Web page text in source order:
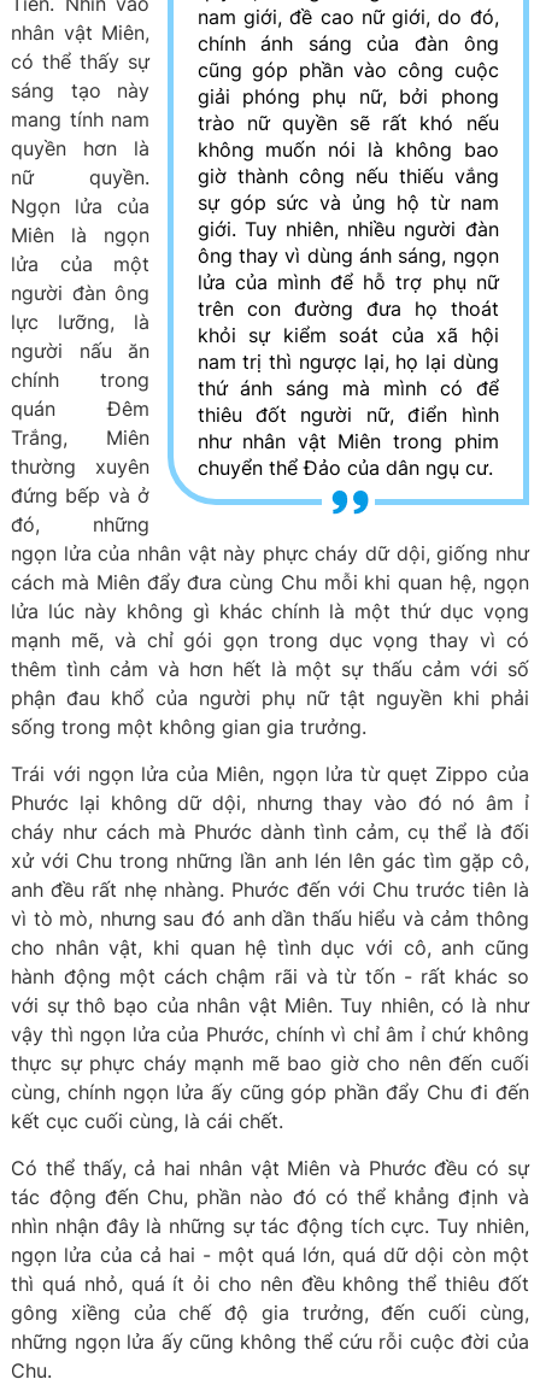
nam giới, đề cao nữ giới, do đó,
chính ánh sáng của đàn ông
cũng góp phần vào công cuộc
giải phóng phụ nữ, bởi phong
trào nữ quyền sẽ rất khó nếu
không muốn nói là không bao
giờ thành công nếu thiếu vắng
sự góp sức và ủng hộ từ nam
giới. Tuy nhiên, nhiều người đàn
ông thay vì dùng ánh sáng, ngọn
lửa của mình để hỗ trợ phụ nữ
trên con đường đưa họ thoát
khỏi sự kiểm soát của xã hội
nam trị thì ngược lại, họ lại dùng
thứ ánh sáng mà mình có để
thiêu đốt người nữ, điển hình
như nhân vật Miên trong phim
chuyển thể Đảo của dân ngụ cư.
nhân vật Miên,
có thể thấy sự
sáng tạo này
mang tính nam
quyền hơn là
nữ quyền.
Ngọn lửa của
Miên là ngọn
lửa của một
người đàn ông
lực lưỡng, là
người nấu ăn
chính trong
quán Đêm
Trắng, Miên
thường xuyên
đứng bếp và ở
đó, những
ngọn lửa của nhân vật này phực cháy dữ dội, giống như
cách mà Miên đẩy đưa cùng Chu mỗi khi quan hệ, ngọn
lửa lúc này không gì khác chính là một thứ dục vọng
mạnh mẽ, và chỉ gói gọn trong dục vọng thay vì có
thêm tình cảm và hơn hết là một sự thấu cảm với số
phận đau khổ của người phụ nữ tật nguyền khi phải
sống trong một không gian gia trưởng.
Trái với ngọn lửa của Miên, ngọn lửa từ quẹt Zippo của
Phước lại không dữ dội, nhưng thay vào đó nó âm ỉ
cháy như cách mà Phước dành tình cảm, cụ thể là đối
xử với Chu trong những lần anh lén lên gác tìm gặp cô,
anh đều rất nhẹ nhàng. Phước đến với Chu trước tiên là
vì tò mò, nhưng sau đó anh dần thấu hiểu và cảm thông
cho nhân vật, khi quan hệ tình dục với cô, anh cũng
hành động một cách chậm rãi và từ tốn - rất khác so
với sự thô bạo của nhân vật Miên. Tuy nhiên, có là như
vậy thì ngọn lửa của Phước, chính vì chỉ âm ỉ chứ không
thực sự phực cháy mạnh mẽ bao giờ cho nên đến cuối
cùng, chính ngọn lửa ấy cũng góp phần đẩy Chu đi đến
kết cục cuối cùng, là cái chết.
Có thể thấy, cả hai nhân vật Miên và Phước đều có sự
tác động đến Chu, phần nào đó có thể khẳng định và
nhìn nhận đây là những sự tác động tích cực. Tuy nhiên,
ngọn lửa của cả hai - một quá lớn, quá dữ dội còn một
thì quá nhỏ, quá ít ỏi cho nên đều không thể thiêu đốt
gông xiềng của chế độ gia trưởng, đến cuối cùng,
những ngọn lửa ấy cũng không thể cứu rỗi cuộc đời của
Chu.